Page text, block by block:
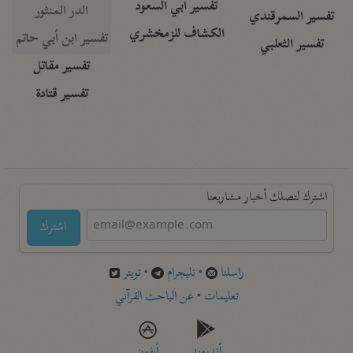
تفسير السمرقندي
تفسير الثعلبي
تفسير أبي السعود
الكشاف للزمخشري
الدر المنثور
تفسير ابن أبي حاتم
تفسير مقاتل
تفسير قتادة
اشترك لتصلك أخبار مشاريعنا
اشترك
راسلنا •تليجرام •تويتر
تعليمات •عن الباحث القرآني